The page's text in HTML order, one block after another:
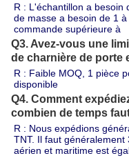
R : L'échantillon a besoin
de masse a besoin de 1
commande supérieure à
Q3. Avez-vous une
de charnière de porte
R : Faible MOQ, 1 pièce
disponible
Q4. Comment
combien de temps
R : Nous expédions
TNT. Il faut
aérien et maritime est